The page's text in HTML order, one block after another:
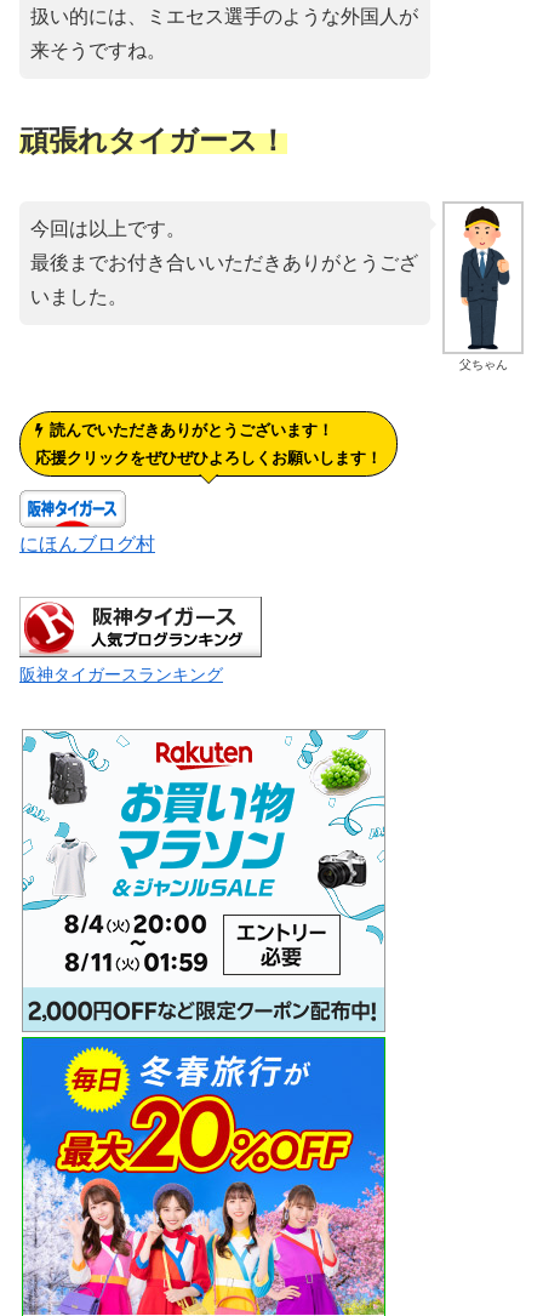
扱い的には、ミエセス選手のような外国人が
来そうですね。
頑張れタイガース！
父ちゃん
今回は以上です。
最後までお付き合いいただきありがとうござ
いました。
読んでいただきありがとうございます！
応援クリックをぜひぜひよろしくお願いします！
にほんブログ村
阪神タイガースランキング